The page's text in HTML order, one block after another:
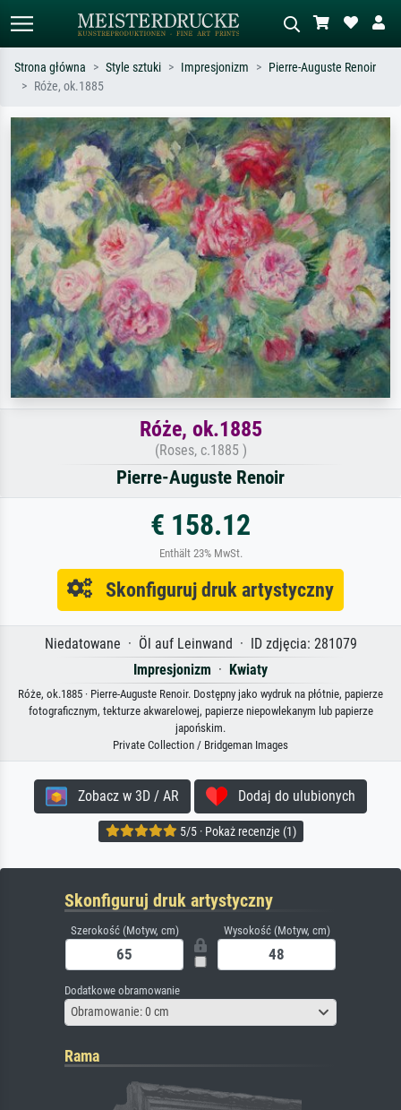
Szukaj wg artysty, tytułu lub stylu – np.
Monet, Gwiaździsta noc,
impresjonizm, fala Hokusaia, akt.
Opisz scenę – np. zielona łąka,
abstrakcja z czerwienią, ciemny olej,
stojący akt obok drzewa.
Strona główna Style sztuki Impresjonizm
Pierre-Auguste Renoir
Róże, ok.1885
Róże, ok.1885
(Roses, c.1885 )
Pierre-Auguste Renoir
€ 158.12
Enthält 23% MwSt.
Skonfiguruj druk artystyczny
Niedatowane · Öl auf Leinwand · ID zdjęcia: 281079
Impresjonizm · Kwiaty
Róże, ok.1885 · Pierre-Auguste Renoir. Dostępny jako wydruk na płótnie, papierze
fotograficznym, tekturze akwarelowej, papierze niepowlekanym lub papierze
japońskim.
Private Collection / Bridgeman Images
Zobacz w 3D / AR Dodaj do ulubionych
5/5 · Pokaż recenzje (1)
Skonfiguruj druk artystyczny
Szerokość (Motyw, cm) Wysokość (Motyw, cm)
Dodatkowe obramowanie
Obramowanie: 0 cm
Rama